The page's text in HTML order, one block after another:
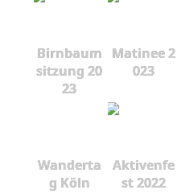
Birnbaum
sitzung 20
23
Matinee 2
023
Wanderta
g Köln
Aktivenfe
st 2022